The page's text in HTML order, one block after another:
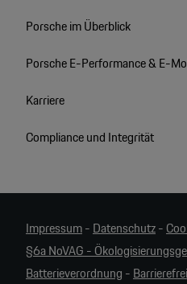
Porsche im Überblick
Porsche E-Performance & E-
Karriere
Compliance und Integrität
Impressum- Datenschutz-
§6a NoVAG -
Batterieverordnung -